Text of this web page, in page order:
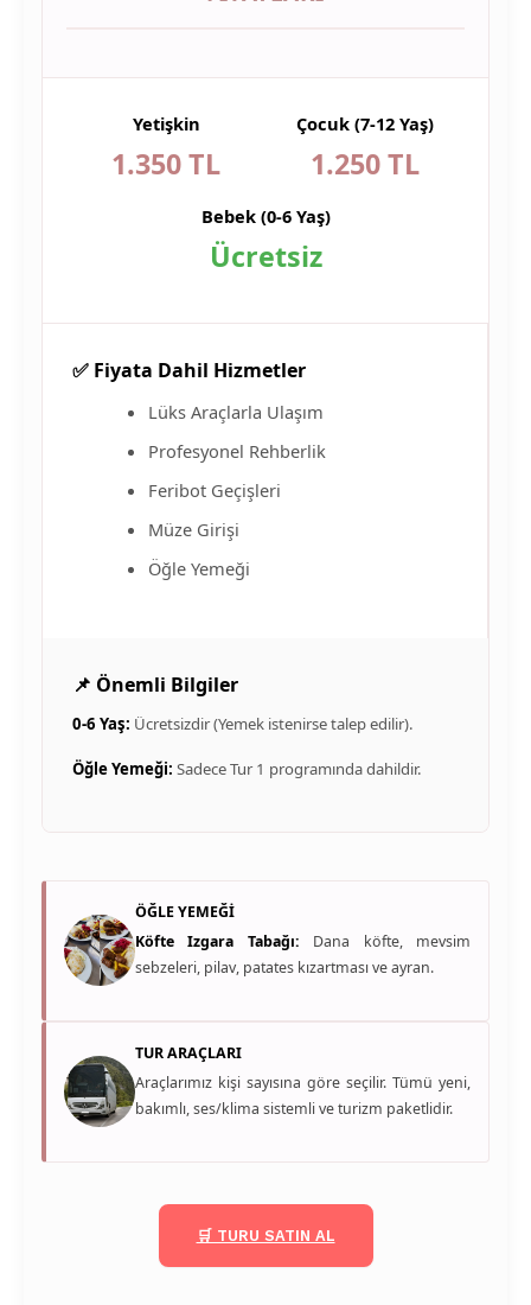
Yetişkin
1.350 TL
Çocuk (7-12 Yaş)
1.250 TL
Bebek (0-6 Yaş)
Ücretsiz
✅ Fiyata Dahil Hizmetler
Lüks Araçlarla Ulaşım
Profesyonel Rehberlik
Feribot Geçişleri
Müze Girişi
Öğle Yemeği
📌 Önemli Bilgiler
0-6 Yaş: Ücretsizdir (Yemek istenirse talep edilir).
Öğle Yemeği: Sadece Tur 1 programında dahildir.
ÖĞLE YEMEĞİ
Köfte Izgara Tabağı: Dana köfte, mevsim
sebzeleri, pilav, patates kızartması ve ayran.
TUR ARAÇLARI
Araçlarımız kişi sayısına göre seçilir. Tümü yeni,
bakımlı, ses/klima sistemli ve turizm paketlidir.
🛒 TURU SATIN AL